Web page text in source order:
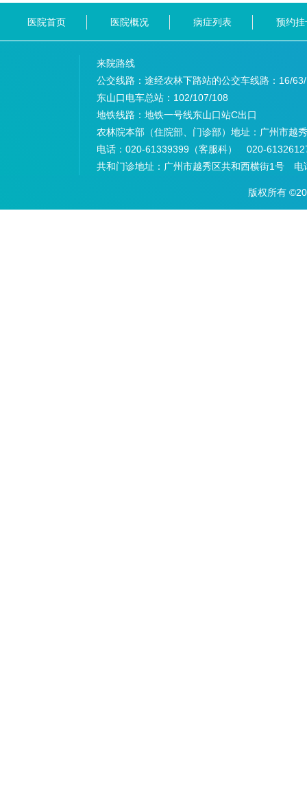
医院首页 医院概况 病症列表 预约挂
来院路线
公交线路：途经农林下路站的公交车线路： 16/
东山口电车总站： 102/107/108
地铁线路： 地铁一号线东山口站C出口
农林院本部（住院部、门诊部）地址： 广州市越
电话： 020-61339399（客服科） 020-
共和门诊地址： 广州市越秀区共和西横街1号 电
版权所有